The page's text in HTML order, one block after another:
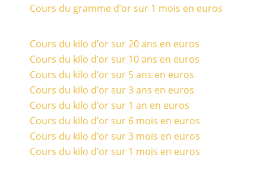
Cours du gramme d’or sur 1 mois en euros
Cours du kilo d’or sur 20 ans en euros
Cours du kilo d’or sur 10 ans en euros
Cours du kilo d’or sur 5 ans en euros
Cours du kilo d’or sur 3 ans en euros
Cours du kilo d’or sur 1 an en euros
Cours du kilo d’or sur 6 mois en euros
Cours du kilo d’or sur 3 mois en euros
Cours du kilo d’or sur 1 mois en euros